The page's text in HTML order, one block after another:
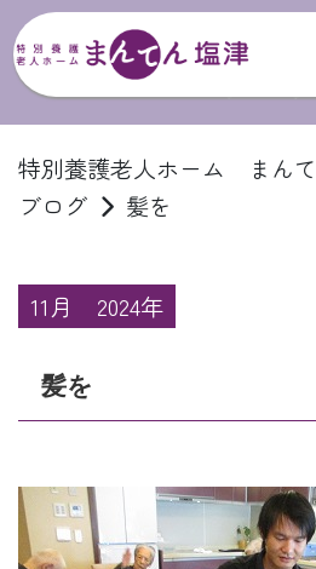
特別養護老人ホーム まん
ブログ
髪を
11月 2024年
髪を